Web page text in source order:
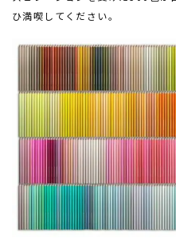
ひ満喫してください。